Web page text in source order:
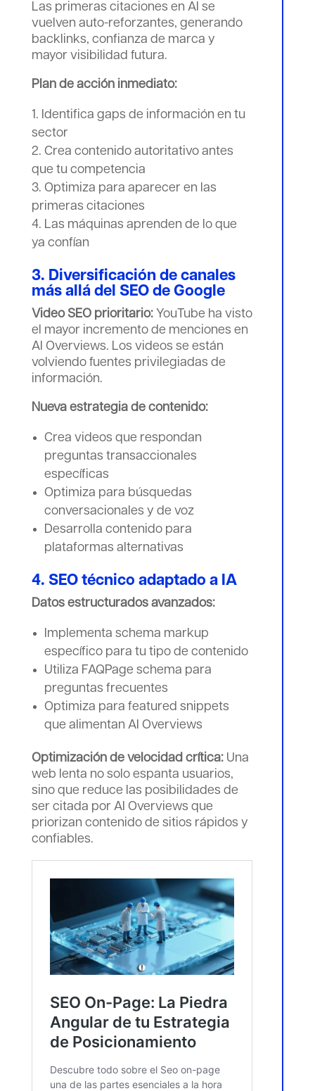
Las primeras citaciones en AI se
vuelven auto-reforzantes, generando
backlinks, confianza de marca y
mayor visibilidad futura.
Plan de acción inmediato:
Identifica gaps de información en tu
sector
Crea contenido autoritativo antes
que tu competencia
Optimiza para aparecer en las
primeras citaciones
Las máquinas aprenden de lo que
ya confían
3. Diversificación de canales
más allá del SEO de Google
Video SEO prioritario:YouTube ha visto
el mayor incremento de menciones en
AI Overviews. Los videos se están
volviendo fuentes privilegiadas de
información.
Nueva estrategia de contenido:
Crea videos que respondan
preguntas transaccionales
específicas
Optimiza para búsquedas
conversacionales y de voz
Desarrolla contenido para
plataformas alternativas
4. SEO técnico adaptado a IA
Datos estructurados avanzados:
Implementa schema markup
específico para tu tipo de contenido
Utiliza FAQPage schema para
preguntas frecuentes
Optimiza para featured snippets
que alimentan AI Overviews
Optimización de velocidad crítica:Una
web lenta no solo espanta usuarios,
sino que reduce las posibilidades de
ser citada por AI Overviews que
priorizan contenido de sitios rápidos y
confiables.